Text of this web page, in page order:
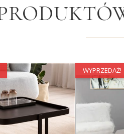
WYPRZEDAŻ!